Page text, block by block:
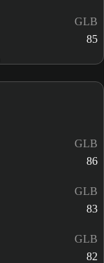
GLB
85
GLB
86
GLB
83
GLB
82